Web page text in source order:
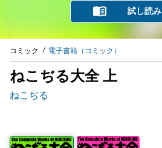
試し読み
コミック 電子書籍（コミック）
ねこぢる大全 上
ねこぢる